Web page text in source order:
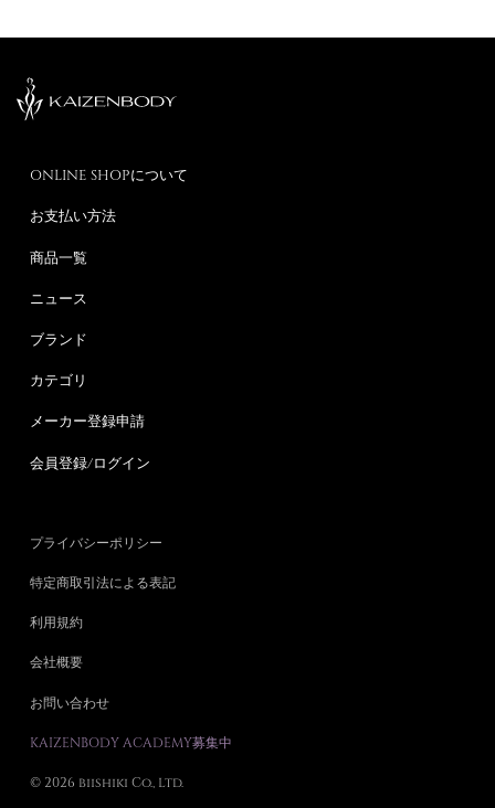
ONLINE SHOPについて
お支払い方法
商品一覧
ニュース
ブランド
カテゴリ
メーカー登録申請
会員登録/ログイン
プライバシーポリシー
特定商取引法による表記
利用規約
会社概要
お問い合わせ
KAIZENBODY ACADEMY募集中
© 2026 biishiki Co., Ltd.